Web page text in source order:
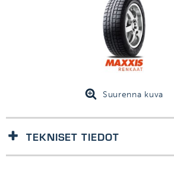
Suurenna kuva
TEKNISET TIEDOT